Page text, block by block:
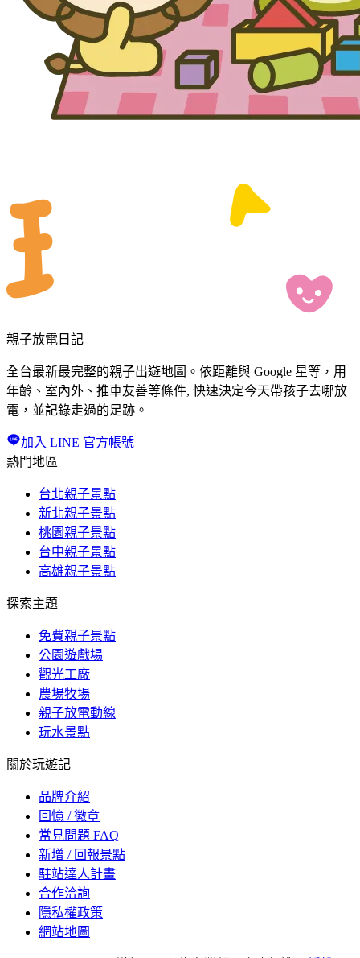
親子放電日記
全台最新最完整的親子出遊地圖。依距離與 Google 星等，用
年齡、室內外、推車友善等條件, 快速決定今天帶孩子去哪放
電，並記錄走過的足跡。
加入 LINE 官方帳號
熱門地區
台北親子景點
新北親子景點
桃園親子景點
台中親子景點
高雄親子景點
探索主題
免費親子景點
公園遊戲場
觀光工廠
農場牧場
親子放電動線
玩水景點
關於玩遊記
品牌介紹
回憶 / 徽章
常見問題 FAQ
新增 / 回報景點
駐站達人計畫
合作洽詢
隱私權政策
網站地圖